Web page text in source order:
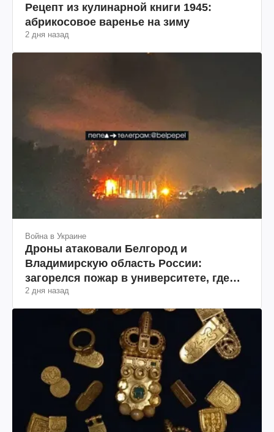
Рецепт из кулинарной книги 1945:
абрикосовое варенье на зиму
2 дня назад
Война в Украине
Дроны атаковали Белгород и
Владимирскую область России:
загорелся пожар в университете, где
разрабатывали дроны и состав
Wildberries (фото, видео)
2 дня назад